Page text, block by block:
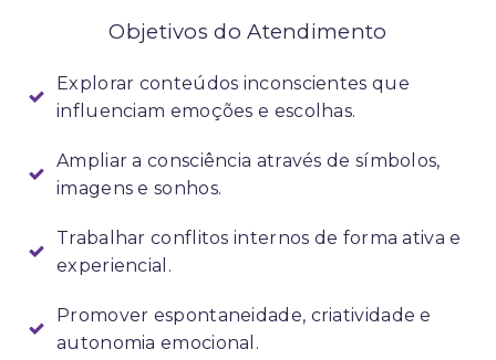
Objetivos do Atendimento
Explorar conteúdos inconscientes que
influenciam emoções e escolhas.
Ampliar a consciência através de símbolos,
imagens e sonhos.
Trabalhar conflitos internos de forma ativa e
experiencial.
Promover espontaneidade, criatividade e
autonomia emocional.